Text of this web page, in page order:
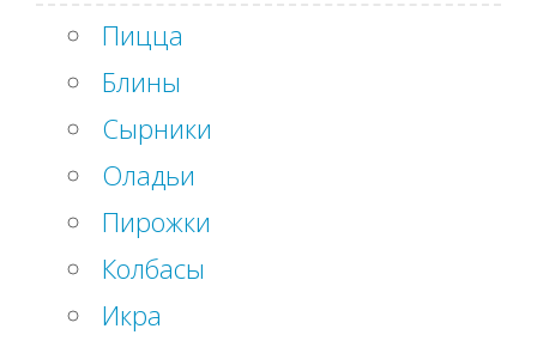
Пицца
Блины
Сырники
Оладьи
Пирожки
Колбасы
Икра